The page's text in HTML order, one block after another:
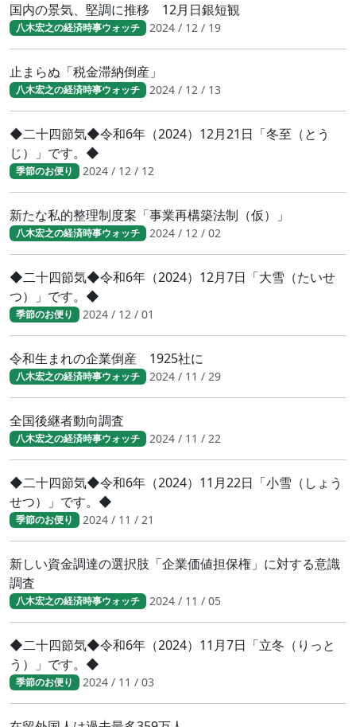
国内の景気、堅調に推移 12月日銀短観
八木宏之の経済時事ウォッチ 2024 / 12 / 19
止まらぬ「税金滞納倒産」
八木宏之の経済時事ウォッチ 2024 / 12 / 13
◆二十四節気◆令和6年（2024）12月21日「冬至（とう
じ）」です。◆
季節のお便り 2024 / 12 / 12
新たな私的整理制度案「事業再構築法制（仮）」
八木宏之の経済時事ウォッチ 2024 / 12 / 02
◆二十四節気◆令和6年（2024）12月7日「大雪（たいせ
つ）」です。◆
季節のお便り 2024 / 12 / 01
令和生まれの企業倒産 1925社に
八木宏之の経済時事ウォッチ 2024 / 11 / 29
全国後継者動向調査
八木宏之の経済時事ウォッチ 2024 / 11 / 22
◆二十四節気◆令和6年（2024）11月22日「小雪（しょう
せつ）」です。◆
季節のお便り 2024 / 11 / 21
新しい資金調達の選択肢「企業価値担保権」に対する意識
調査
八木宏之の経済時事ウォッチ 2024 / 11 / 05
◆二十四節気◆令和6年（2024）11月7日「立冬（りっと
う）」です。◆
季節のお便り 2024 / 11 / 03